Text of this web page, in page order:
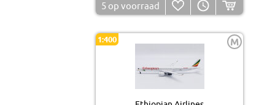
5 op voorraad
1:400 M